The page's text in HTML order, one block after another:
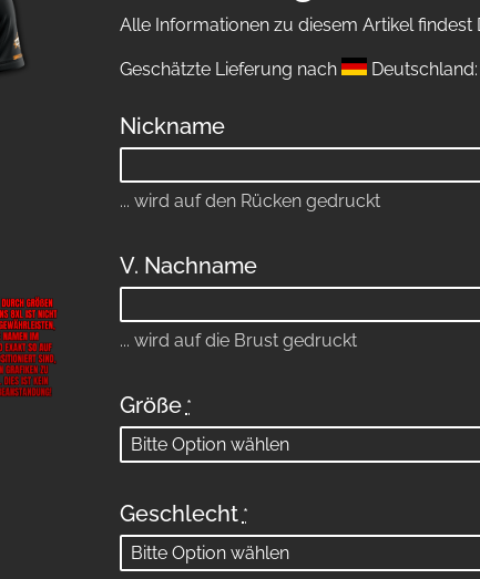
Alle Informationen zu diesem Artikel findest
Geschätzte Lieferung nach
Nickname
... wird auf den Rücken gedruckt
V. Nachname
... wird auf die Brust gedruckt
Größe *
Geschlecht *